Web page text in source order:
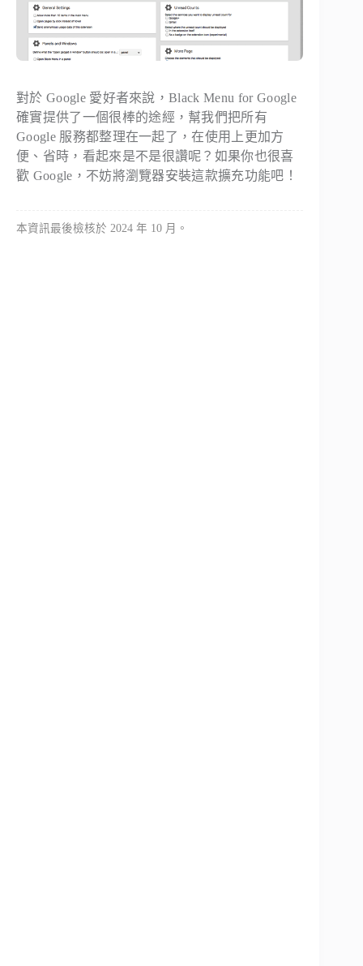
對於 Google 愛好者來說，Black Menu for Google
確實提供了一個很棒的途經，幫我們把所有
Google 服務都整理在一起了，在使用上更加方
便、省時，看起來是不是很讚呢？如果你也很喜
歡 Google，不妨將瀏覽器安裝這款擴充功能吧！
本資訊最後檢核於 2024 年 10 月。